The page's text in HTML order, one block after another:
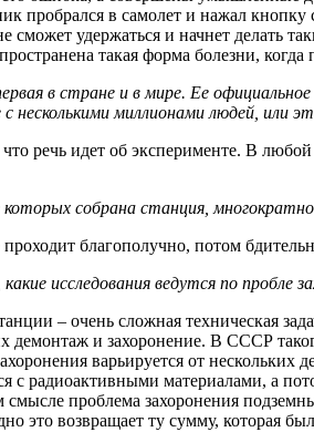
пробрался в самолет и нажал кнопку
сможет удержаться и начнет делать
такая форма болезни,
в стране и в мире. Ее
несколькими миллионами людей, или
речь идет об эксперименте. В
собрана станция, многократно
благополучно, потом
какие исследования ведутся по
– очень сложная техническая
и захоронение. В СССР
варьируется от нескольких
с радиоактивными материалами, а
проблема захоронения
это возвращает ту сумму, которая